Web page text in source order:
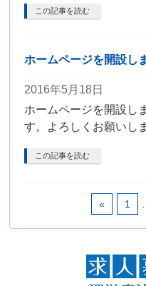
この記事を読む
ホームページを開設し
2016年5月18日
ホームページを開設し
す。よろしくお願いし
この記事を読む
« 1